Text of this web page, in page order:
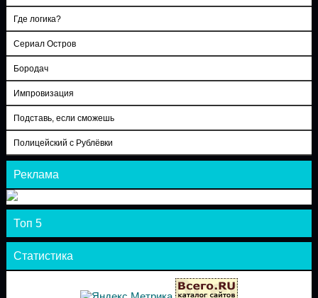
Где логика?
Сериал Остров
Бородач
Импровизация
Подставь, если сможешь
Полицейский с Рублёвки
Реклама
Топ 5
Статистика